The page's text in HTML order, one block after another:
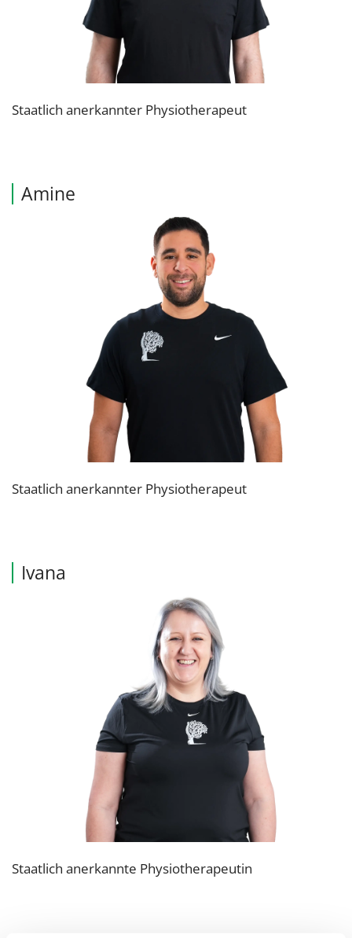
Staatlich anerkannter Physiotherapeut
Amine
Staatlich anerkannter Physiotherapeut
Ivana
Staatlich anerkannte Physiotherapeutin